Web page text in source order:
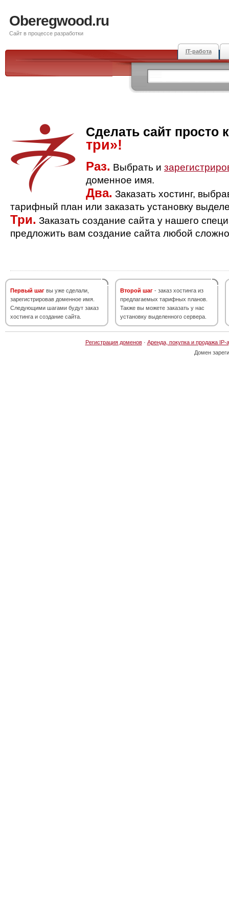
Oberegwood.ru
Сайт в процессе разработки
IT-работа
Сделать сайт просто
три»!
Раз. Выбрать и
доменное имя.
Два. Заказать хостинг,
тарифный план или заказать установку
Три. Заказать создание сайта у нашего
предложить вам создание сайта любой
Первый шаг вы уже сделали,
зарегистрировав доменное имя.
Следующими шагами будут заказ
хостинга и создание сайта.
Второй шаг - заказ хостинга из
предлагаемых тарифных планов.
Также вы можете заказать у нас
установку выделенного сервера.
Регистрация доменов· Аренда, покупка и продажа IP-
Домен